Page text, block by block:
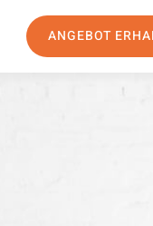
ANGEBOT